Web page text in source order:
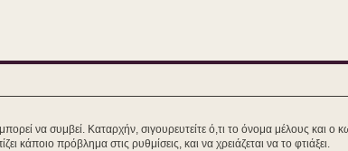
να συμβεί. Καταρχήν, σιγουρευτείτε ό,τι το όνομα μέλους και ο
κάποιο πρόβλημα στις ρυθμίσεις, και να χρειάζεται να το φτιάξει.